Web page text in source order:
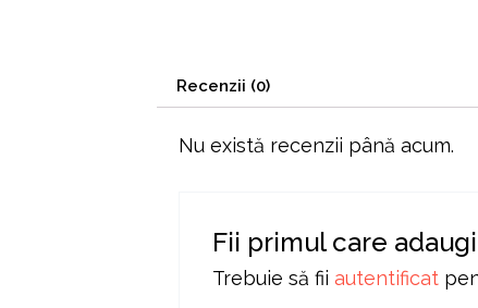
Recenzii (0)
Nu există recenzii până acum.
Fii primul care
Trebuie să fiiautentificat